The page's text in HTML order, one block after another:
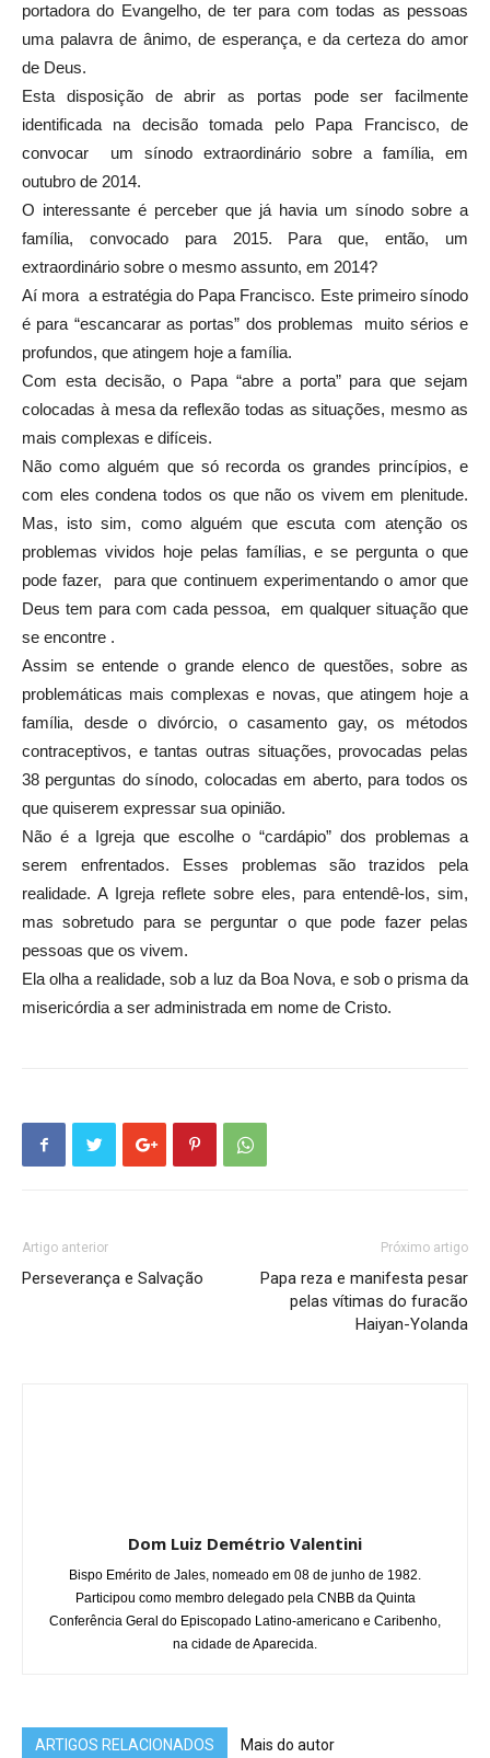
portadora do Evangelho, de ter para com todas as pessoas
uma palavra de ânimo, de esperança, e da certeza do amor
de Deus.
Esta disposição de abrir as portas pode ser facilmente
identificada na decisão tomada pelo Papa Francisco, de
convocar um sínodo extraordinário sobre a família, em
outubro de 2014.
O interessante é perceber que já havia um sínodo sobre a
família, convocado para 2015. Para que, então, um
extraordinário sobre o mesmo assunto, em 2014?
Aí mora a estratégia do Papa Francisco. Este primeiro sínodo
é para “escancarar as portas” dos problemas muito sérios e
profundos, que atingem hoje a família.
Com esta decisão, o Papa “abre a porta” para que sejam
colocadas à mesa da reflexão todas as situações, mesmo as
mais complexas e difíceis.
Não como alguém que só recorda os grandes princípios, e
com eles condena todos os que não os vivem em plenitude.
Mas, isto sim, como alguém que escuta com atenção os
problemas vividos hoje pelas famílias, e se pergunta o que
pode fazer, para que continuem experimentando o amor que
Deus tem para com cada pessoa, em qualquer situação que
se encontre .
Assim se entende o grande elenco de questões, sobre as
problemáticas mais complexas e novas, que atingem hoje a
família, desde o divórcio, o casamento gay, os métodos
contraceptivos, e tantas outras situações, provocadas pelas
38 perguntas do sínodo, colocadas em aberto, para todos os
que quiserem expressar sua opinião.
Não é a Igreja que escolhe o “cardápio” dos problemas a
serem enfrentados. Esses problemas são trazidos pela
realidade. A Igreja reflete sobre eles, para entendê-los, sim,
mas sobretudo para se perguntar o que pode fazer pelas
pessoas que os vivem.
Ela olha a realidade, sob a luz da Boa Nova, e sob o prisma da
misericórdia a ser administrada em nome de Cristo.
Artigo anterior
Perseverança e Salvação
Próximo artigo
Papa reza e manifesta pesar
pelas vítimas do furacão
Haiyan-Yolanda
Dom Luiz Demétrio Valentini
Bispo Emérito de Jales, nomeado em 08 de junho de 1982.
Participou como membro delegado pela CNBB da Quinta
Conferência Geral do Episcopado Latino-americano e Caribenho,
na cidade de Aparecida.
ARTIGOS RELACIONADOS Mais do autor